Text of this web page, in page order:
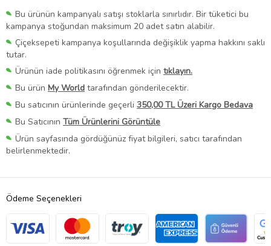
Bu ürünün kampanyalı satışı stoklarla sınırlıdır. Bir tüketici bu
kampanya stoğundan maksimum 20 adet satın alabilir.
Çiçeksepeti kampanya koşullarında değişiklik yapma hakkını saklı
tutar.
Ürünün iade politikasını öğrenmek için tıklayın.
Bu ürün My World tarafından gönderilecektir.
Bu satıcının ürünlerinde geçerli 350,00 TL Üzeri Kargo Bedava
Bu Satıcının Tüm Ürünlerini Görüntüle
Ürün sayfasında gördüğünüz fiyat bilgileri, satıcı tarafından
belirlenmektedir.
Ödeme Seçenekleri